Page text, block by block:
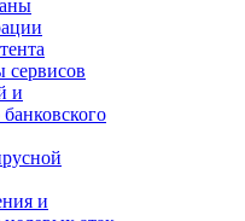
сервисов
и
и